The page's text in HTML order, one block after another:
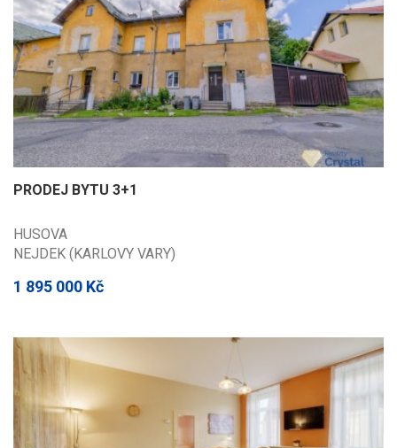
PRODEJ BYTU 3+1
HUSOVA
NEJDEK (KARLOVY VARY)
1 895 000 Kč